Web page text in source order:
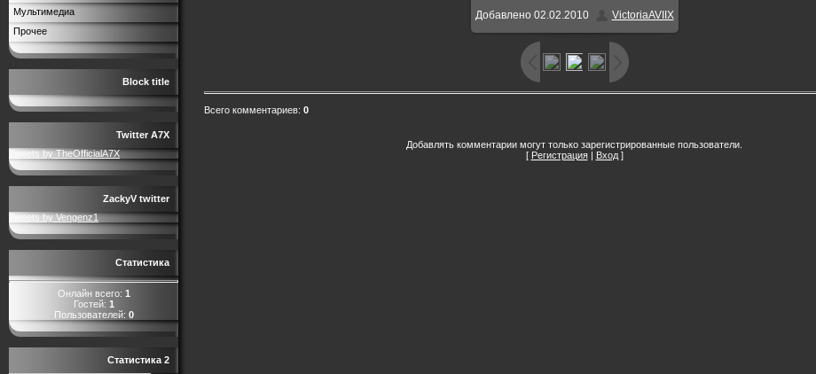
Мультимедиа
Прочее
Block title
Twitter A7X
Tweets by TheOfficialA7X
ZackyV twitter
Tweets by Vengenz1
Статистика
Онлайн всего: 1
Гостей: 1
Пользователей: 0
Статистика 2
/ 239.7Kb
Добавлено 02.02.2010 VictoriaAVIIX
Всего комментариев: 0
Добавлять комментарии могут только зарегистрированные пользователи.
[ Регистрация| Вход]